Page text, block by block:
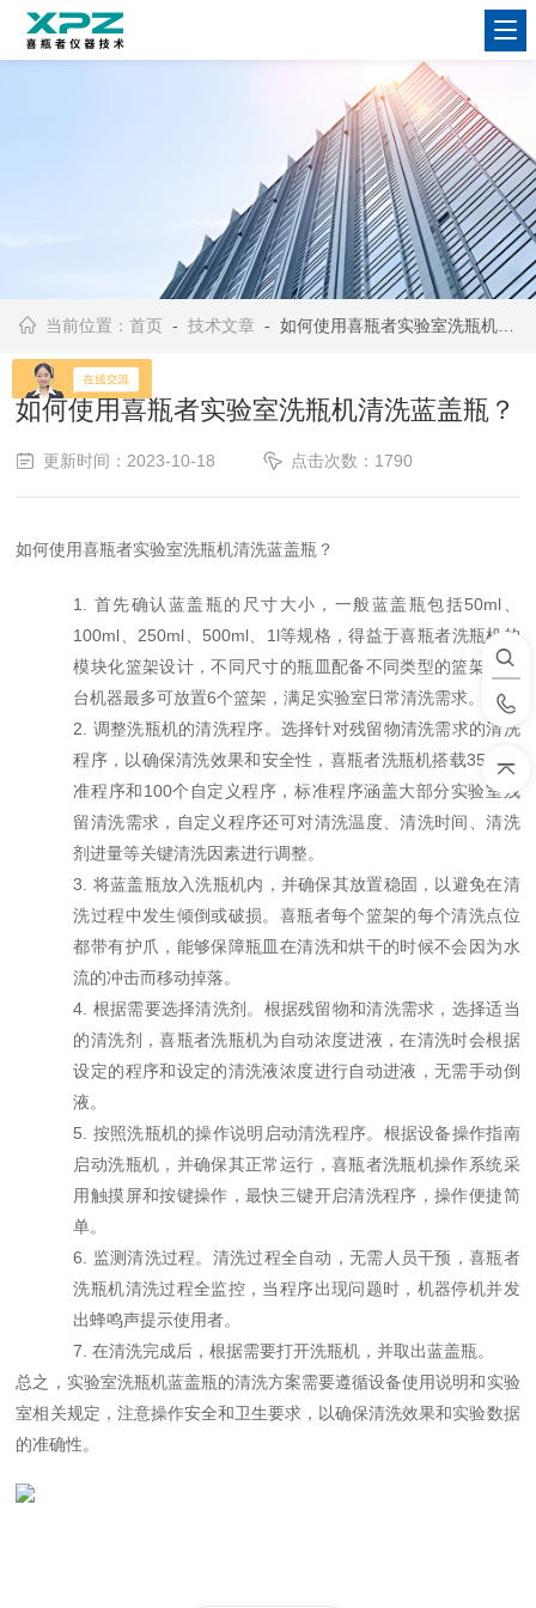
当前位置：首页 -技术文章 - 如何使用喜瓶者实验室洗瓶机清洗蓝盖瓶？
如何使用喜瓶者实验室洗瓶机清洗蓝盖瓶？
更新时间：2023-10-18 点击次数：1790
如何使用喜瓶者实验室洗瓶机清洗蓝盖瓶 ？
1. 首先确认蓝盖瓶的 尺寸大小 ， 一般蓝盖瓶包括50ml
100ml
250ml 500ml、 1l等规格，得益于喜瓶者洗瓶机的
模块化篮架设计，不同尺寸的瓶皿配备不同类型的篮架，一
台机器最多可放置6个篮架，满足实验室日常清洗需求。
2. 调整洗瓶机的清洗程序。选择针对残留物清洗需求的清洗
程序，以确保清洗效果和安全性 ， 喜瓶者洗瓶机搭载35 个标
准程序和100个自定义程序，标准程序涵盖大部分实验室残
留清洗需求，自定义程序还可对清洗温度、清洗时间、清洗
剂进量等关键清洗因素进行调整。
3. 将蓝盖瓶放入洗瓶机内，并确保其放置稳固，以避免在清
洗过程中发生倾倒或破损。 喜瓶者每个篮架的每个清洗点位
都带有护爪，能够保障瓶皿在清洗和烘干的时候不会因为水
流的冲击而移动掉落。
4. 根据需要选择清洗剂。根据残留物和清洗需求，选择适当
的清洗剂，喜瓶者洗瓶机为自动浓度进液，在清洗时会根据
设定的程序和设定的清洗液浓度进行自动进液，无需手动倒
液。
5. 按照洗瓶机的操作说明启动清洗程序。根据设备操作指南
启动洗瓶机，并确保其正常运行 ， 喜瓶者洗瓶机操作系统采
用触摸屏和按键操作，最快三键开启清洗程序，操作便捷简
单。
6. 监测清洗过程。 清洗过程全自动，无需人员干预，喜瓶者
洗瓶机清洗过程全监控，当程序出现问题时，机器停机并发
出蜂鸣声提示使用者。
7.在清洗完成后，根据需要打开洗瓶机，并取出蓝盖瓶。
总之，实验室洗瓶机蓝盖瓶的清洗方案需要遵循设备使用说明和实验
室相关规定，注意操作安全和卫生要求，以确保清洗效果和实验数据
的准确性。